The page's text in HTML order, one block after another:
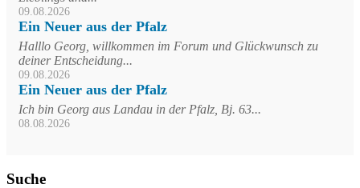
09.08.2026
Ein Neuer aus der Pfalz
Halllo Georg, willkommen im Forum und Glückwunsch zu
deiner Entscheidung...
09.08.2026
Ein Neuer aus der Pfalz
Ich bin Georg aus Landau in der Pfalz, Bj. 63...
08.08.2026
Suche